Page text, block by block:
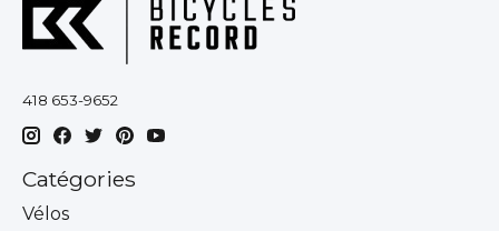
418 653-9652
Catégories
Vélos